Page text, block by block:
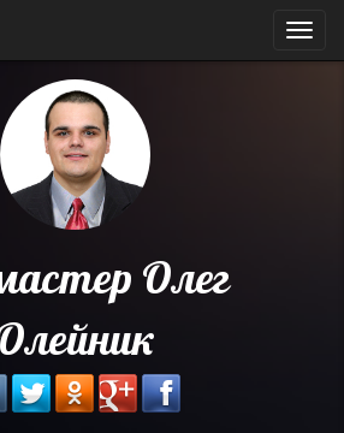
Меню
Олег